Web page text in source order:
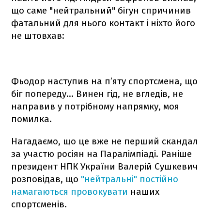
що саме "нейтральний" бігун спричинив
фатальний для нього контакт і ніхто його
не штовхав:
Фьодор наступив на п’яту спортсмена, що
біг попереду… Винен гід, не вгледів, не
направив у потрібному напрямку, моя
помилка.
Нагадаємо, що це вже не перший скандал
за участю росіян на Паралімпіаді. Раніше
президент НПК України Валерій Сушкевич
розповідав, що "нейтральні" постійно
намагаються провокувати наших
спортсменів.